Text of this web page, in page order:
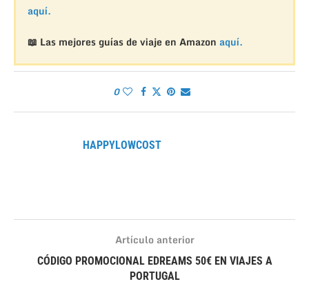
aquí.
📖 Las mejores guías de viaje en Amazon aquí.
0
HAPPYLOWCOST
Artículo anterior
CÓDIGO PROMOCIONAL EDREAMS 50€ EN VIAJES A
PORTUGAL